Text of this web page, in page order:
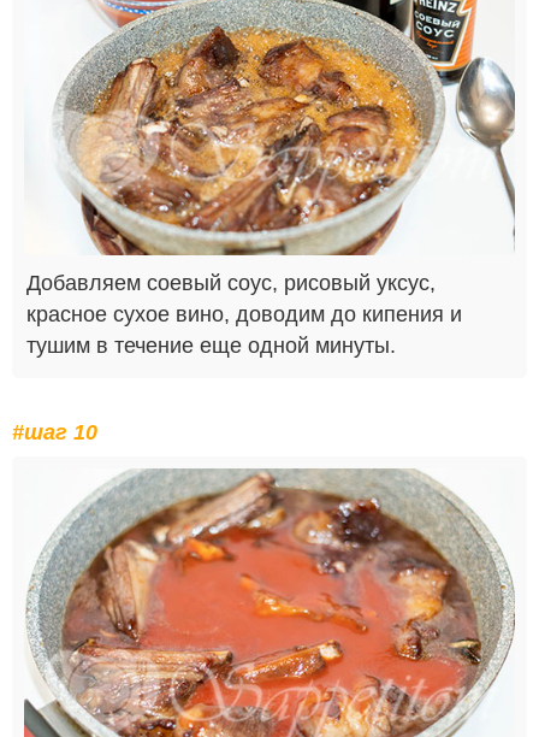
Добавляем соевый соус, рисовый уксус,
красное сухое вино, доводим до кипения и
тушим в течение еще одной минуты.
#шаг 10